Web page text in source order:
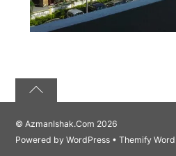
©AzmanIshak.Com 2026
Powered byWordPress •Themify